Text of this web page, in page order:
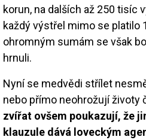
korun, na dalších až 250 tisíc
každý výstřel mimo se platilo
ohromným sumám se však
hrnuli.
Nyní se medvědi střílet
nebo přímo neohrožují životy
zvířat ovšem poukazují, že
klauzule dává loveckým